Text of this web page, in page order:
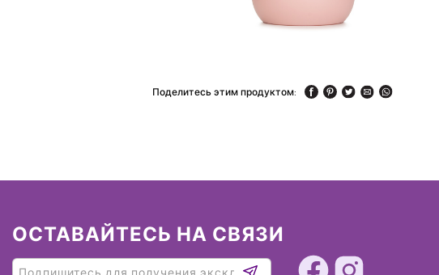
Поделитесь этим продуктом:
ОСТАВАЙТЕСЬ НА СВЯЗИ